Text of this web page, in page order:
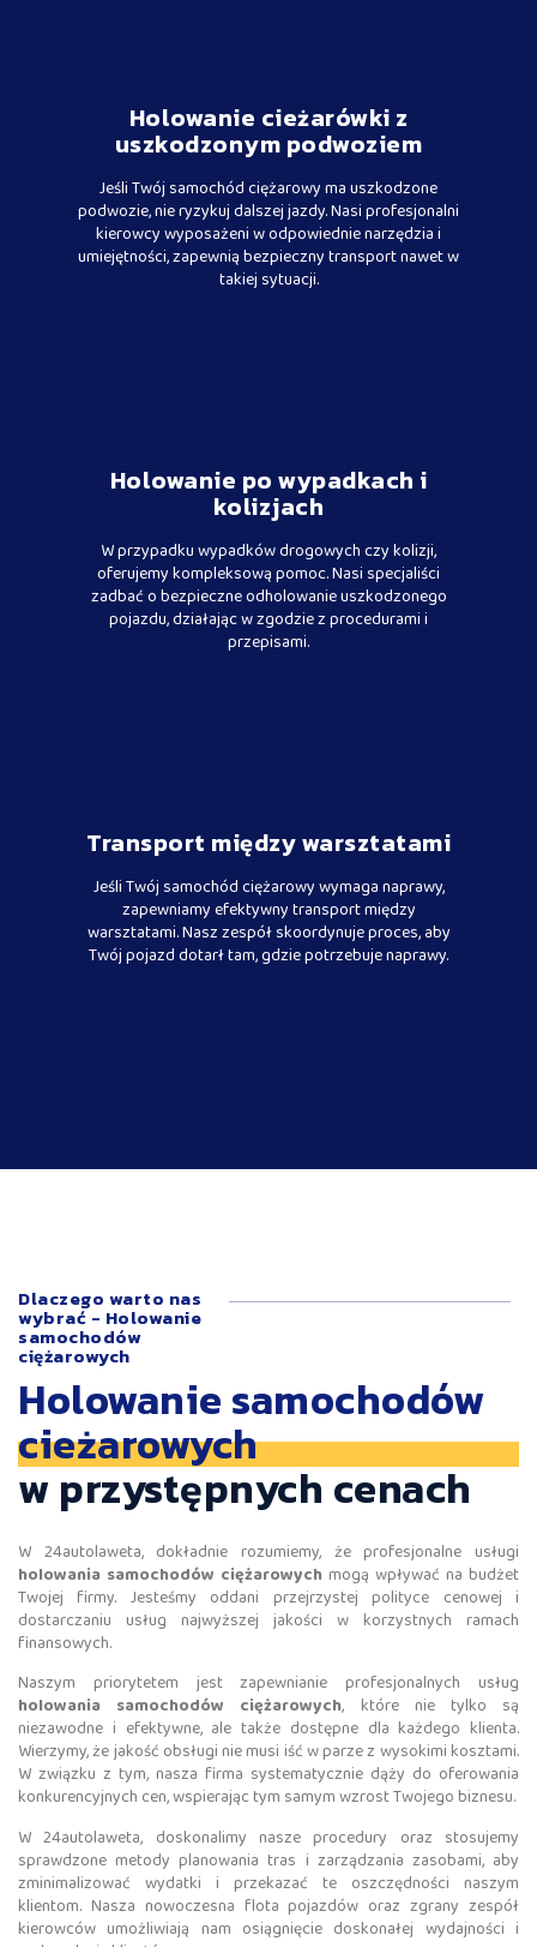
Holowanie cieżarówki z
uszkodzonym podwoziem
Jeśli Twój samochód ciężarowy ma uszkodzone
podwozie, nie ryzykuj dalszej jazdy. Nasi profesjonalni
kierowcy wyposażeni w odpowiednie narzędzia i
umiejętności, zapewnią bezpieczny transport nawet w
takiej sytuacji.
Holowanie po wypadkach i
kolizjach
W przypadku wypadków drogowych czy kolizji,
oferujemy kompleksową pomoc. Nasi specjaliści
zadbać o bezpieczne odholowanie uszkodzonego
pojazdu, działając w zgodzie z procedurami i
przepisami.
Transport między warsztatami
Jeśli Twój samochód ciężarowy wymaga naprawy,
zapewniamy efektywny transport między
warsztatami. Nasz zespół skoordynuje proces, aby
Twój pojazd dotarł tam, gdzie potrzebuje naprawy.
Dlaczego warto nas
wybrać - Holowanie
samochodów
ciężarowych
Holowanie samochodów
cieżarowych
w przystępnych cenach
W 24autolaweta, dokładnie rozumiemy, że profesjonalne usługi
holowania samochodów ciężarowych mogą wpływać na budżet
Twojej firmy. Jesteśmy oddani przejrzystej polityce cenowej i
dostarczaniu usług najwyższej jakości w korzystnych ramach
finansowych.
Naszym priorytetem jest zapewnianie profesjonalnych usług
holowania samochodów ciężarowych, które nie tylko są
niezawodne i efektywne, ale także dostępne dla każdego klienta.
Wierzymy, że jakość obsługi nie musi iść w parze z wysokimi kosztami.
W związku z tym, nasza firma systematycznie dąży do oferowania
konkurencyjnych cen, wspierając tym samym wzrost Twojego biznesu.
W 24autolaweta, doskonalimy nasze procedury oraz stosujemy
sprawdzone metody planowania tras i zarządzania zasobami, aby
zminimalizować wydatki i przekazać te oszczędności naszym
klientom. Nasza nowoczesna flota pojazdów oraz zgrany zespół
kierowców umożliwiają nam osiągnięcie doskonałej wydajności i